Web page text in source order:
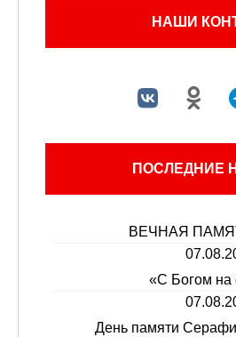
НАШИ
ПОСЛЕДНИЕ
ВЕЧНАЯ
«С Богом на
День памяти